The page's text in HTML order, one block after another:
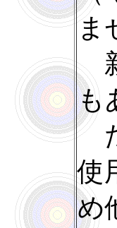
ま
も
使
め